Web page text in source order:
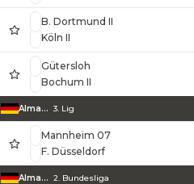
B. Dortmund II
Köln II
Gütersloh
Bochum II
Almanya 3. Lig
Mannheim 07
F. Düsseldorf
Almanya 2. Bundesliga